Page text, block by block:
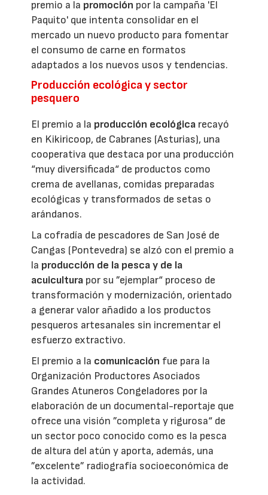
premio a la promoción por la campaña 'El
Paquito' que intenta consolidar en el
mercado un nuevo producto para fomentar
el consumo de carne en formatos
adaptados a los nuevos usos y tendencias.
Producción ecológica y sector
pesquero
El premio a la producción ecológica recayó
en Kikiricoop, de Cabranes (Asturias), una
cooperativa que destaca por una producción
“muy diversificada“ de productos como
crema de avellanas, comidas preparadas
ecológicas y transformados de setas o
arándanos.
La cofradía de pescadores de San José de
Cangas (Pontevedra) se alzó con el premio a
la producción de la pesca y de la
acuicultura por su ”ejemplar“ proceso de
transformación y modernización, orientado
a generar valor añadido a los productos
pesqueros artesanales sin incrementar el
esfuerzo extractivo.
El premio a la comunicación fue para la
Organización Productores Asociados
Grandes Atuneros Congeladores por la
elaboración de un documental-reportaje que
ofrece una visión ”completa y rigurosa“ de
un sector poco conocido como es la pesca
de altura del atún y aporta, además, una
”excelente” radiografía socioeconómica de
la actividad.